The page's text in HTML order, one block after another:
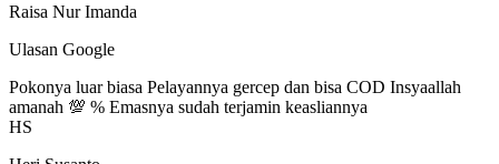
Raisa Nur Imanda
Ulasan Google
Pokonya luar biasa Pelayannya gercep dan bisa COD Insyaallah
amanah 💯 % Emasnya sudah terjamin keasliannya
HS